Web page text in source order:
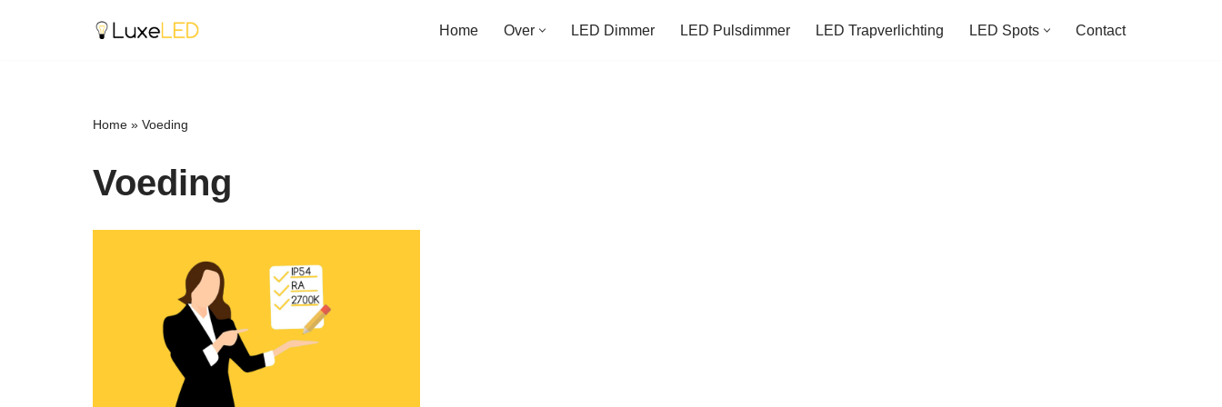
Home Over LED Dimmer LED Pulsdimmer LED Trapverlichting LED Spots Contact
Home » Voeding
Voeding